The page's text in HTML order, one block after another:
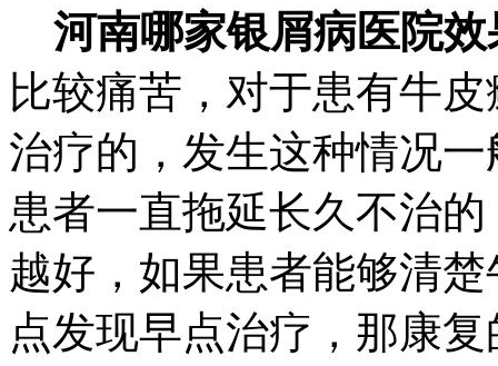
河南哪家银屑病医院效
比较痛苦，对于患有牛
治疗的，发生这种情况
患者一直拖延长久不治
越好，如果患者能够清
点发现早点治疗，那康